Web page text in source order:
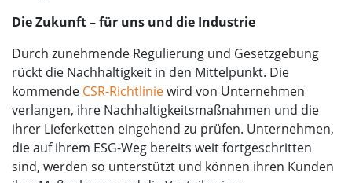
Die Zukunft – für uns und die Industrie
Durch zunehmende Regulierung und Gesetzgebung
rückt die Nachhaltigkeit in den Mittelpunkt. Die
kommende CSR-Richtliniewird von Unternehmen
verlangen, ihre Nachhaltigkeitsmaßnahmen und die
ihrer Lieferketten eingehend zu prüfen. Unternehmen,
die auf ihrem ESG-Weg bereits weit fortgeschritten
sind, werden so unterstützt und können ihren Kunden